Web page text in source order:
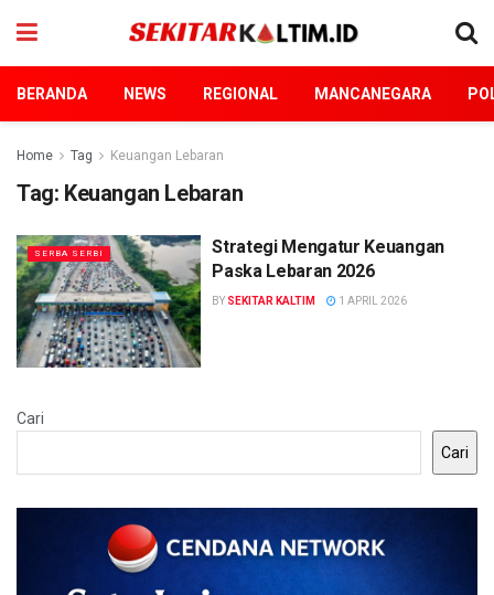
BERANDA NEWS REGIONAL MANCANEGARA
Home Tag Keuangan Lebaran
Tag: Keuangan Lebaran
SERBA SERBI
Strategi Mengatur Keuangan
Paska Lebaran 2026
BY SEKITAR KALTIM 1 APRIL 2026
Cari
Cari